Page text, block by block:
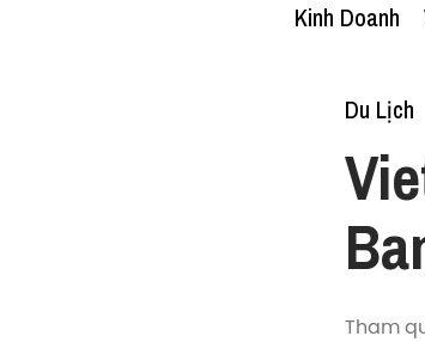
Kinh Doanh
Du Lịch
Tham